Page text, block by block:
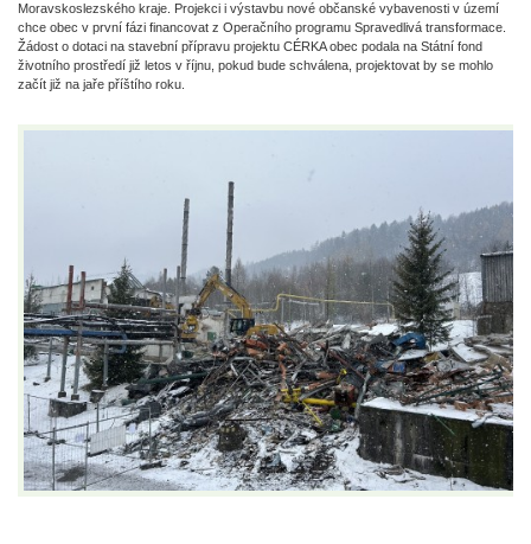
Moravskoslezského kraje. Projekci i výstavbu nové občanské vybavenosti v území
chce obec v první fázi financovat z Operačního programu Spravedlivá transformace.
Žádost o dotaci na stavební přípravu projektu CÉRKA obec podala na Státní fond
životního prostředí již letos v říjnu, pokud bude schválena, projektovat by se mohlo
začít již na jaře příštího roku.